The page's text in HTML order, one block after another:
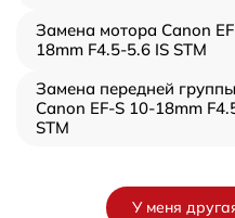
Замена мотора Canon
18mm F4.5-5.6 IS STM
Замена передней
Canon EF-S 10-18mm
STM
У меня